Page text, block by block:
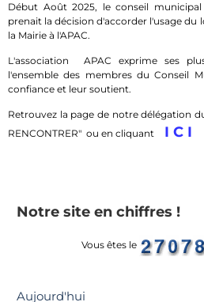
Début Août 2025, le conseil
prenait la décision d'accorder l'usage du
la Mairie à l'APAC.
L'association APAC exprime ses
l'ensemble des membres du Conseil
confiance et leur soutient.
Retrouvez la page de notre délégation
RENCONTRER" ou en cliquant
I C I
Notre site en chiffres !
Vous êtes le
Aujourd'hui